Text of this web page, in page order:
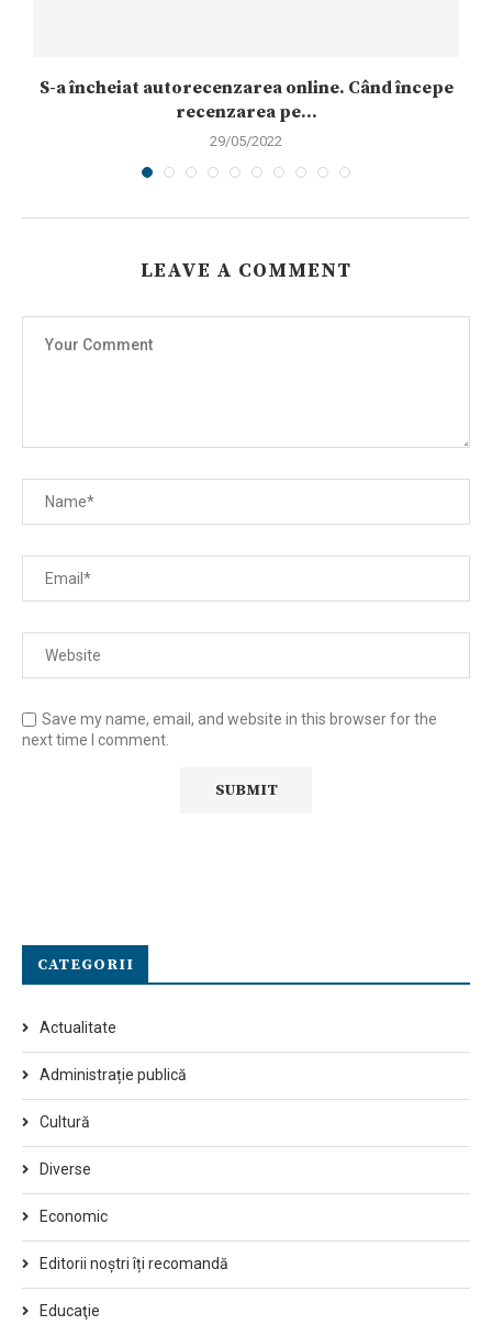
S-a încheiat autorecenzarea online. Când începe
recenzarea pe...
29/05/2022
LEAVE A COMMENT
Save my name, email, and website in this browser for the
next time I comment.
CATEGORII
Actualitate
Administrație publică
Cultură
Diverse
Economic
Editorii noștri îți recomandă
Educaţie